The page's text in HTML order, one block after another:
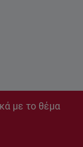
με το θέμα